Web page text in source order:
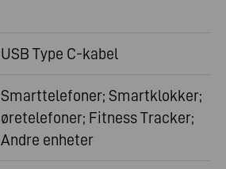
USB Type C-kabel
Smarttelefoner; Smartklokker;
øretelefoner; Fitness Tracker;
Andre enheter